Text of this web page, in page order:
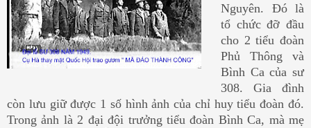
Nguyên. Đó là
tổ chức đỡ đầu
cho 2 tiểu đoàn
Phủ Thông và
Bình Ca của sư
308. Gia đình
còn lưu giữ được 1 số hình ảnh của chỉ huy tiểu đoàn đó.
Trong ảnh là 2 đại đội trưởng tiểu đoàn Bình Ca, mà mẹ